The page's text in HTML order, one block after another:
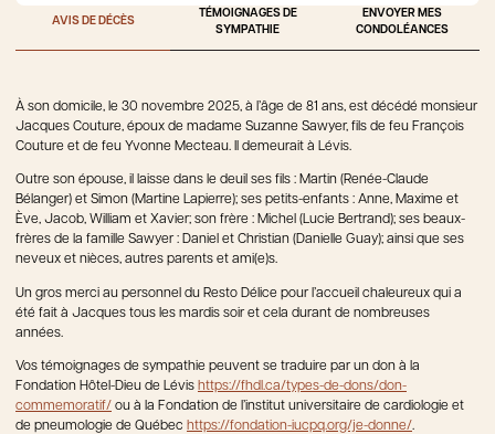
AVIS DE DÉCÈS
TÉMOIGNAGES DE
SYMPATHIE
ENVOYER MES
CONDOLÉANCES
À son domicile, le 30 novembre 2025, à l’âge de 81 ans, est décédé monsieur
Jacques Couture, époux de madame Suzanne Sawyer, fils de feu François
Couture et de feu Yvonne Mecteau. Il demeurait à Lévis.
Outre son épouse, il laisse dans le deuil ses fils : Martin (Renée-Claude
Bélanger) et Simon (Martine Lapierre); ses petits-enfants : Anne, Maxime et
Ève, Jacob, William et Xavier; son frère : Michel (Lucie Bertrand); ses beaux-
frères de la famille Sawyer : Daniel et Christian (Danielle Guay); ainsi que ses
neveux et nièces, autres parents et ami(e)s.
Un gros merci au personnel du Resto Délice pour l’accueil chaleureux qui a
été fait à Jacques tous les mardis soir et cela durant de nombreuses
années.
Vos témoignages de sympathie peuvent se traduire par un don à la
Fondation Hôtel-Dieu de Lévis https://fhdl.ca/types-de-dons/don-
commemoratif/ ou à la Fondation de l’institut universitaire de cardiologie et
de pneumologie de Québec https://fondation-iucpq.org/je-donne/.